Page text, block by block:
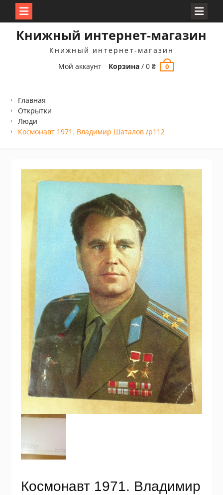
Книжный интернет-магазин
Книжный интернет-магазин
Мой аккаунт
Корзина /0₴ 0
Главная
Открытки
Люди
Космонавт 1971. Владимир Шаталов /p112
Космонавт 1971. Владимир